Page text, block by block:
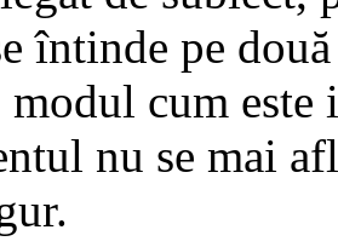
întinde pe
modul cum
nu se mai